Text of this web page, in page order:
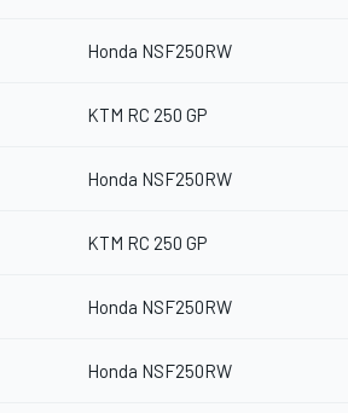
Honda NSF250RW
KTM RC 250 GP
Honda NSF250RW
KTM RC 250 GP
Honda NSF250RW
Honda NSF250RW